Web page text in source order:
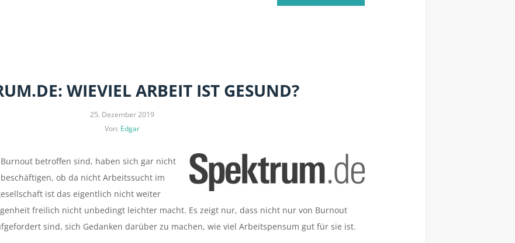
WIEVIEL ARBEIT IST GESUND?
25. Dezember 2019
Von: Edgar
betroffen sind, haben sich gar nicht
ob da nicht Arbeitssucht im
ist das eigentlich nicht weiter
freilich nicht unbedingt leichter macht. Es zeigt nur, dass nicht nur von Burnout
sind, sich Gedanken darüber zu machen, wie viel Arbeitspensum gut für sie ist.